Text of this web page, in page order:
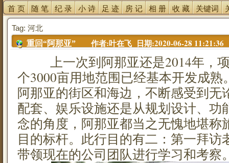
首 页 随 笔 纪 录 小 诗 足 迹 房 记 相 册 收 藏 关键词
Tag: 河北
重回“阿那亚”
作者:叶在飞 日期:2020-06-28 11:21:36
上一次到阿那亚还是2014年，项
个3000亩用地范围已经基本开发成
阿那亚的街区和海边，不断感受到无
配套、娱乐设施还是从规划设计、功
念的角度，阿那亚都当之无愧地堪称
目的标杆。此行目的有二：第一拜访
带领现在的公司团队进行学习和考察